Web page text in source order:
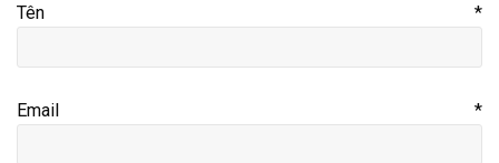
Tên *
Email *